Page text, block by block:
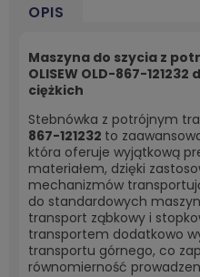
OPIS
Maszyna do szycia z
OLISEW OLD-867-
ciężkich
Stebnówka z potrójnym
867-121232 to
która oferuje wyjątkową
materiałem, dzięki
mechanizmów
do standardowych
transport ząbkowy i
transportem dodatkowo
transportu górnego, co
równomierność